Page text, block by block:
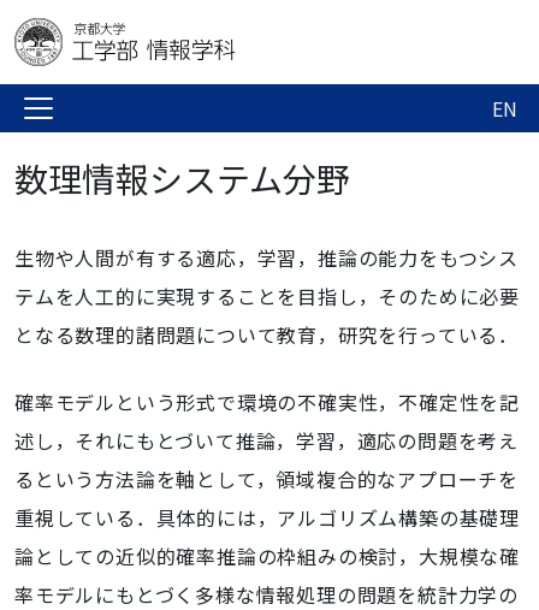
EN
数理情報システム分野
生物や人間が有する適応，学習，推論の能力をもつシス
テムを人工的に実現することを目指し，そのために必要
となる数理的諸問題について教育，研究を行っている．
確率モデルという形式で環境の不確実性，不確定性を記
述し，それにもとづいて推論，学習，適応の問題を考え
るという方法論を軸として，領域複合的なアプローチを
重視している．具体的には，アルゴリズム構築の基礎理
論としての近似的確率推論の枠組みの検討，大規模な確
率モデルにもとづく多様な情報処理の問題を統計力学の